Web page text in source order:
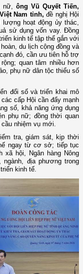
nữ, ông Vũ Quyết Tiến,
Nam tỉnh, đề nghị Hội
lượng hoạt động ủy thác,
sử dụng vốn vay. Đồng
kinh tế tập thể gắn với
du lịch cộng đồng và
đó, cần ưu tiên hỗ trợ
quan tâm nhiều hơn
phụ nữ dân tộc thiểu số
đổi số và triển khai mô
cấp Hội cần đẩy mạnh
số, khả năng ứng dụng
phụ nữ; đồng thời quan
nhiệm vụ mới.
tra, giám sát, kịp thời
ngay từ cơ sở; tiếp tục
xã hội, Ngân hàng Nông
địa phương trong
kinh tế.